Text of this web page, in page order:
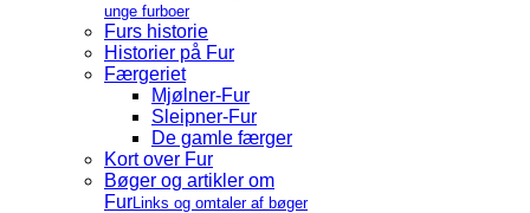
unge furboer
Furs historie
Historier på Fur
Færgeriet
Mjølner-Fur
Sleipner-Fur
De gamle færger
Kort over Fur
Bøger og artikler om
FurLinks og omtaler af bøger